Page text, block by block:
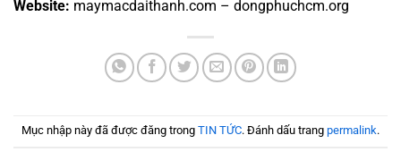
Website: maymacdaithanh.com – dongphuchcm.org
Mục nhập này đã được đăng trong TIN TỨC. Đánh dấu trang permalink.